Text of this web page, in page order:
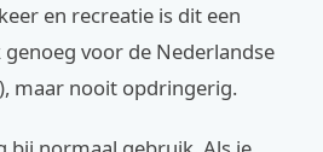
en recreatie is dit een
voor de Nederlandse
maar nooit opdringerig.